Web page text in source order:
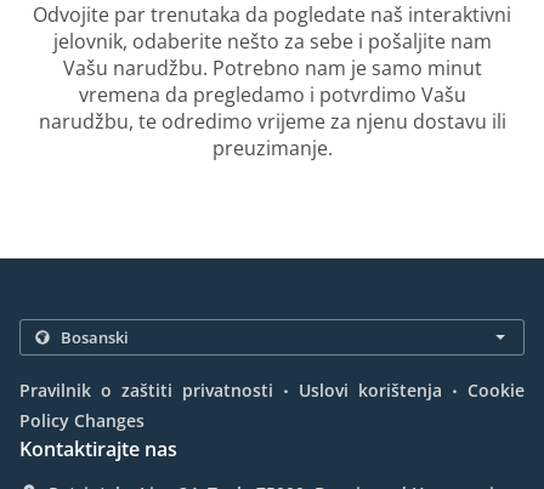
Odvojite par trenutaka da pogledate naš interaktivni
jelovnik, odaberite nešto za sebe i pošaljite nam
Vašu narudžbu. Potrebno nam je samo minut
vremena da pregledamo i potvrdimo Vašu
narudžbu, te odredimo vrijeme za njenu dostavu ili
preuzimanje.
Pravilnik o zaštiti privatnosti . Uslovi korištenja . Cookie
Policy Changes
Kontaktirajte nas